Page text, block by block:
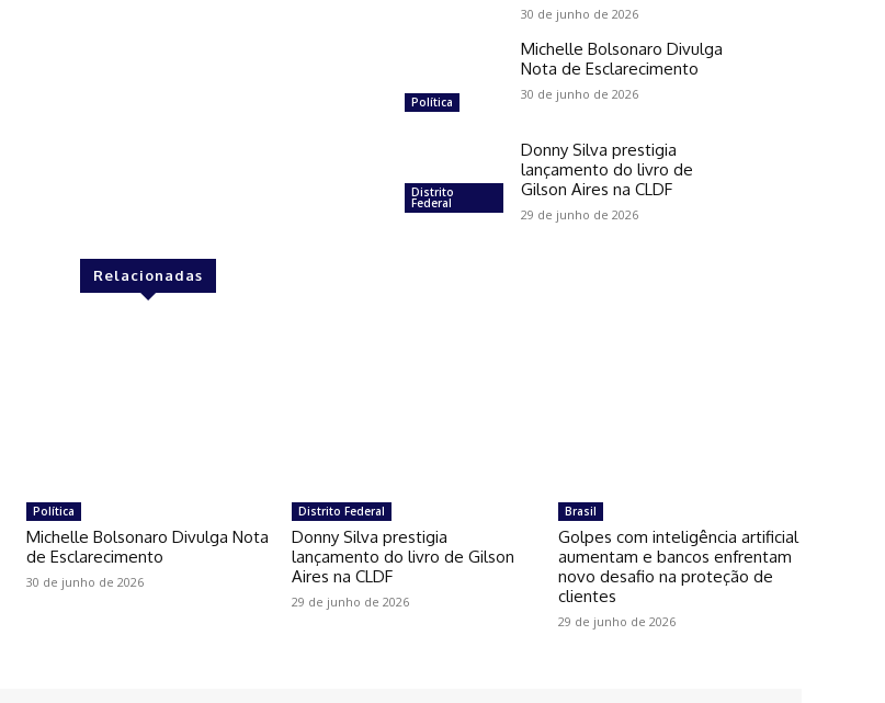
30 de junho de 2026
Política
Michelle Bolsonaro Divulga
Nota de Esclarecimento
30 de junho de 2026
Distrito
Federal
Donny Silva prestigia
lançamento do livro de
Gilson Aires na CLDF
29 de junho de 2026
Relacionadas
Política
Michelle Bolsonaro Divulga Nota
de Esclarecimento
30 de junho de 2026
Distrito Federal
Donny Silva prestigia
lançamento do livro de Gilson
Aires na CLDF
29 de junho de 2026
Brasil
Golpes com inteligência artificial
aumentam e bancos enfrentam
novo desafio na proteção de
clientes
29 de junho de 2026